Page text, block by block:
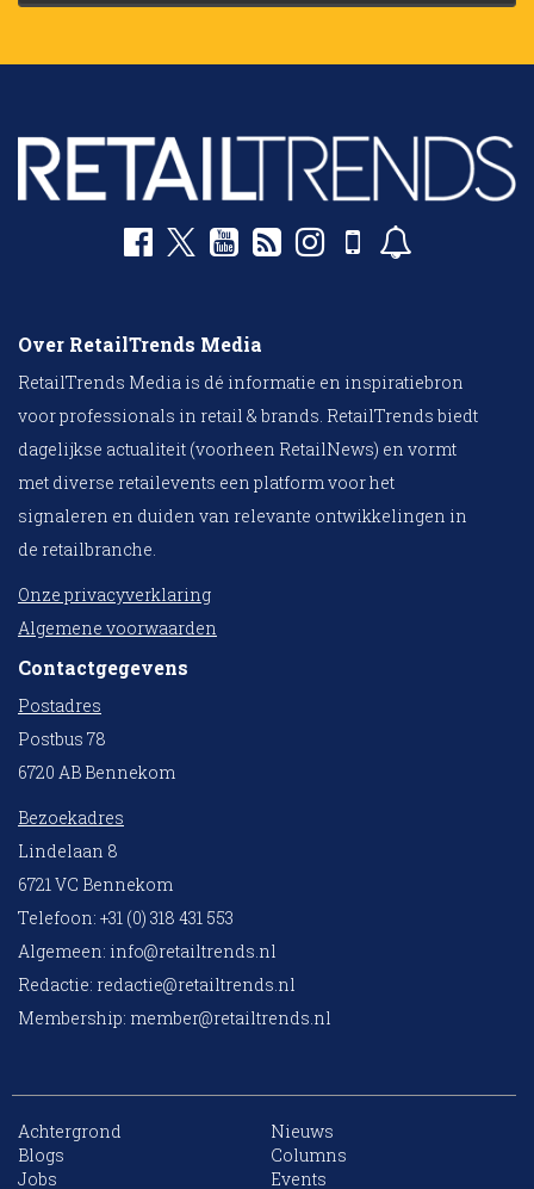
Over RetailTrends Media
RetailTrends Media is dé informatie en inspiratiebron
voor professionals in retail & brands. RetailTrends biedt
dagelijkse actualiteit (voorheen RetailNews) en vormt
met diverse retailevents een platform voor het
signaleren en duiden van relevante ontwikkelingen in
de retailbranche.
Onze privacyverklaring
Algemene voorwaarden
Contactgegevens
Postadres
Postbus 78
6720 AB Bennekom
Bezoekadres
Lindelaan 8
6721 VC Bennekom
Telefoon: +31 (0) 318 431 553
Algemeen: info@retailtrends.nl
Redactie: redactie@retailtrends.nl
Membership: member@retailtrends.nl
Achtergrond
Nieuws
Blogs
Columns
Jobs
Events
10 collega’s